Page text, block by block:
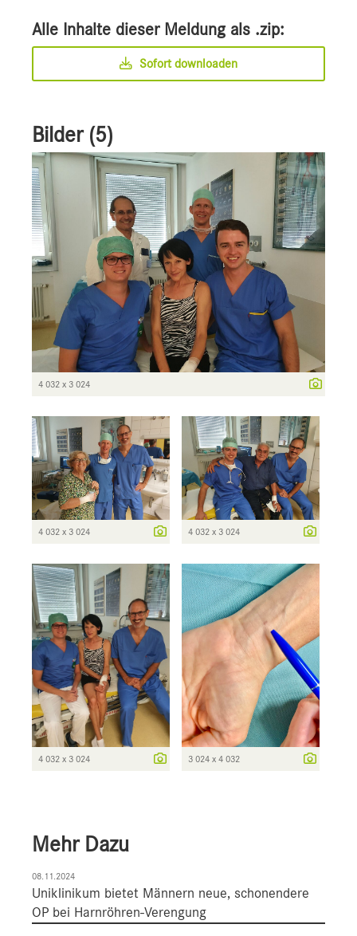
Alle Inhalte dieser Meldung als .zip:
Sofort downloaden
Bilder (5)
4 032 x 3 024
4 032 x 3 024 4 032 x 3 024
4 032 x 3 024 3 024 x 4 032
Mehr Dazu
08.11.2024
Uniklinikum bietet Männern neue, schonendere
OP bei Harnröhren-Verengung